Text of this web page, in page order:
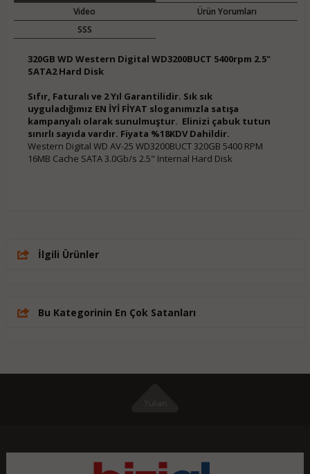
Video
Ürün Yorumları
SSS
320GB WD Western Digital WD3200BUCT 5400rpm 2.5"
SATA2 Hard Disk
Sıfır, Faturalı ve 2 Yıl Garantilidir. Sık sık
uyguladığımız EN İYİ FİYAT sloganımızla satışa
kampanyalı olarak sunulmuştur. Elinizi çabuk tutun
sınırlı sayıda vardır. Fiyata %18KDV Dahildir.
Western Digital WD AV-25 WD3200BUCT 320GB 5400 RPM
16MB Cache SATA 3.0Gb/s 2.5" Internal Hard Disk
İlgili Ürünler
Bu Kategorinin En Çok Satanları